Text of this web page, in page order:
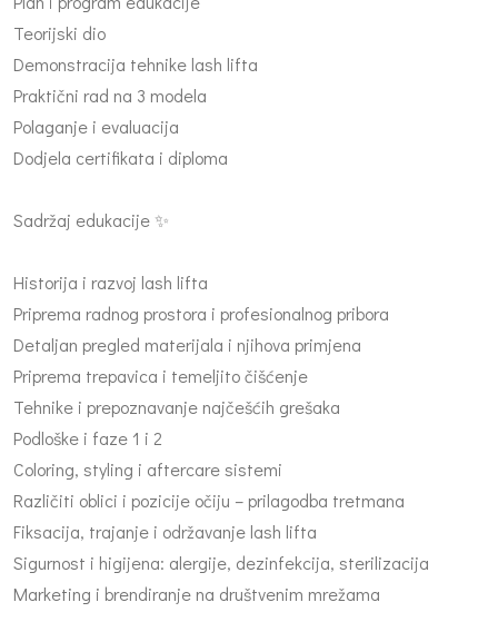
Teorijski dio
Demonstracija tehnike lash lifta
Praktični rad na 3 modela
Polaganje i evaluacija
Dodjela certifikata i diploma
Sadržaj edukacije ✨
Historija i razvoj lash lifta
Priprema radnog prostora i profesionalnog pribora
Detaljan pregled materijala i njihova primjena
Priprema trepavica i temeljito čišćenje
Tehnike i prepoznavanje najčešćih grešaka
Podloške i faze 1 i 2
Coloring, styling i aftercare sistemi
Različiti oblici i pozicije očiju – prilagodba tretmana
Fiksacija, trajanje i održavanje lash lifta
Sigurnost i higijena: alergije, dezinfekcija, sterilizacija
Marketing i brendiranje na društvenim mrežama